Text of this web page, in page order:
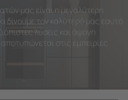
μας είναι η μεγαλύτερη
τον καλύτερό μας εαυτό
λύσεις και άψογη
στις εμπειρίες